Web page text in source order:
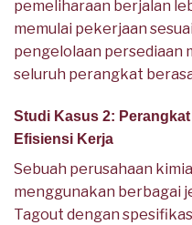
pemeliharaan berjalan
memulai pekerjaan
pengelolaan persediaan
seluruh perangkat
Studi Kasus 2:
Efisiensi Kerja
Sebuah perusahaan
menggunakan berbagai
Tagout dengan